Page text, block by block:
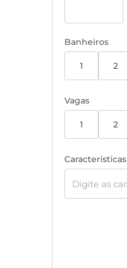
Banheiros
1 2
Vagas
1 2
Características